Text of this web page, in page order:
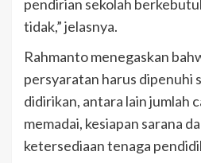
pendirian sekolah
tidak,” jelasnya.
Rahmanto menegaskan
persyaratan harus dipenuhi
didirikan, antara lain jumlah
memadai, kesiapan sarana
ketersediaan tenaga